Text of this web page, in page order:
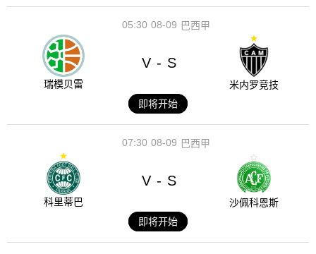
08-09
05:30 巴西甲
瑞模贝雷
V - S
米内罗竞技
即将开始
08-09
07:30 巴西甲
科里蒂巴
V - S
沙佩科恩斯
即将开始